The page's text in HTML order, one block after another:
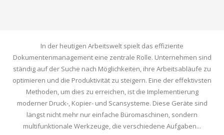
In der heutigen Arbeitswelt spielt das effiziente
Dokumentenmanagement eine zentrale Rolle. Unternehmen sind
ständig auf der Suche nach Möglichkeiten, ihre Arbeitsabläufe zu
optimieren und die Produktivität zu steigern. Eine der effektivsten
Methoden, um dies zu erreichen, ist die Implementierung
moderner Druck-, Kopier- und Scansysteme. Diese Geräte sind
längst nicht mehr nur einfache Büromaschinen, sondern
multifunktionale Werkzeuge, die verschiedene Aufgaben...